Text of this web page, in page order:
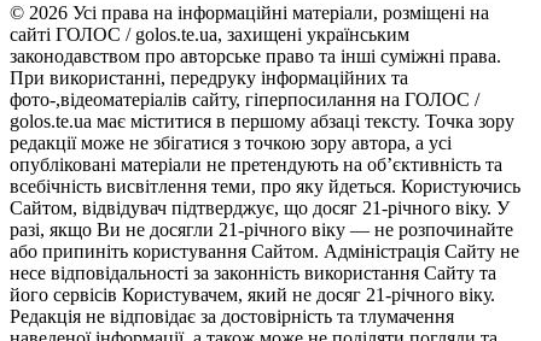
© 2026 Усі права на інформаційні матеріали, розміщені на
сайті ГОЛОС / golos.te.ua, захищені українським
законодавством про авторське право та інші суміжні права.
При використанні, передруку інформаційних та
фото-,відеоматеріалів сайту, гіперпосилання на ГОЛОС /
golos.te.ua має міститися в першому абзаці тексту. Точка зору
редакції може не збігатися з точкою зору автора, а усі
опубліковані матеріали не претендують на об’єктивність та
всебічність висвітлення теми, про яку йдеться. Користуючись
Сайтом, відвідувач підтверджує, що досяг 21-річного віку. У
разі, якщо Ви не досягли 21-річного віку — не розпочинайте
або припиніть користування Сайтом. Адміністрація Сайту не
несе відповідальності за законність використання Сайту та
його сервісів Користувачем, який не досяг 21-річного віку.
Редакція не відповідає за достовірність та тлумачення